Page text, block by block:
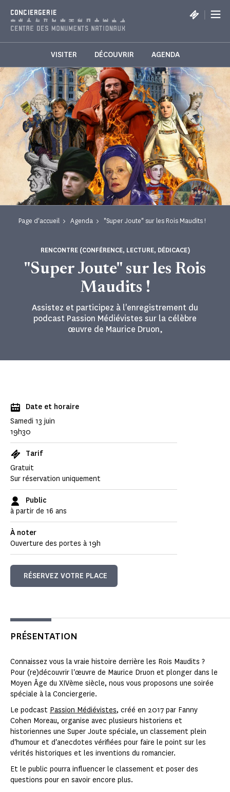
CONCIERGERIE |
VISITER DÉCOUVRIR AGENDA
Page d'accueil Agenda "Super Joute" sur les Rois Maudits !
"Super Joute" sur les Rois
Maudits !
RENCONTRE (CONFÉRENCE, LECTURE, DÉDICACE)
Assistez et participez à l'enregistrement du
podcast Passion Médiévistes sur la célèbre
œuvre de Maurice Druon,
Date et horaire
Samedi 13 juin
19h30
Tarif
Gratuit
Sur réservation uniquement
Public
à partir de 16 ans
À noter
Ouverture des portes à 19h
RÉSERVEZ VOTRE PLACE
PRÉSENTATION
Connaissez vous la vraie histoire derrière les Rois Maudits ?
Pour (re)découvrir l'œuvre de Maurice Druon et plonger dans le
Moyen Âge du XIVème siècle, nous vous proposons une soirée
spéciale à la Conciergerie.
Le podcast Passion Médiévistes, créé en 2017 par Fanny
Cohen Moreau, organise avec plusieurs historiens et
historiennes une Super Joute spéciale, un classement plein
d'humour et d'anecdotes vérifiées pour faire le point sur les
vérités historiques et les inventions du romancier.
Et le public pourra influencer le classement et poser des
questions pour en savoir encore plus.